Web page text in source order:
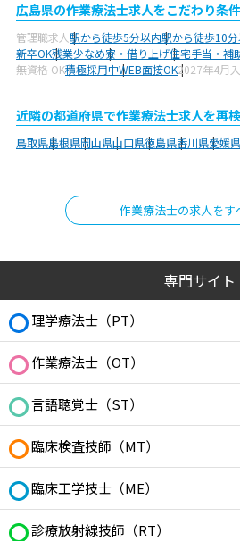
広島県の作業療法士求人をこだわり条
管理職求人駅から徒歩5分以内駅から徒歩10
新卒OK残業少なめ寮・借り上げ住宅手当・補
無資格 OK積極採用中WEB面接OK2027年4月
近隣の都道府県で作業療法士求人を再
鳥取県島根県岡山県山口県徳島県香川県愛媛県
作業療法士の求人をす
専門サイト
理学療法士（PT）
作業療法士（OT）
言語聴覚士（ST）
臨床検査技師（MT）
臨床工学技士（ME）
診療放射線技師（RT）